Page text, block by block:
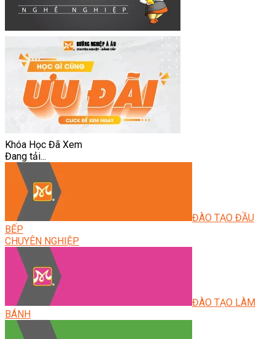
Khóa Học Đã Xem
Đang tải...
ĐÀO TẠO ĐẦU
BẾP
CHUYÊN NGHIỆP
ĐÀO TẠO LÀM
BÁNH